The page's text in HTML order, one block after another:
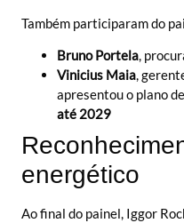
Também participaram do
Bruno Portela,
Vinicius Maia,
apresentou o plano
até 2029
energético
Ao final do painel, Iggor